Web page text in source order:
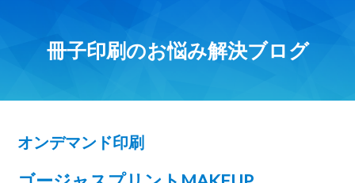
冊子印刷のお悩み解決ブログ
オンデマンド印刷